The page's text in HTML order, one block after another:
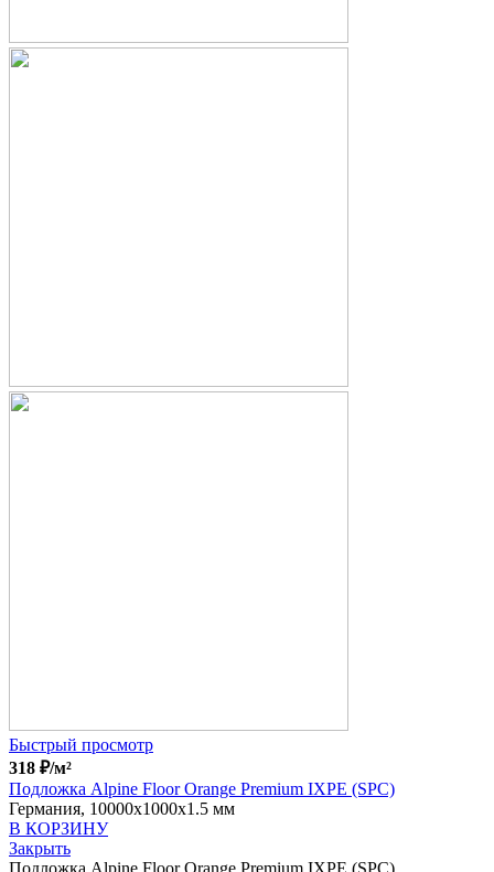
Быстрый просмотр
318 ₽/м²
Подложка Alpine Floor Orange Premium IXPE (SPC)
Германия, 10000x1000x1.5 мм
В КОРЗИНУ
Закрыть